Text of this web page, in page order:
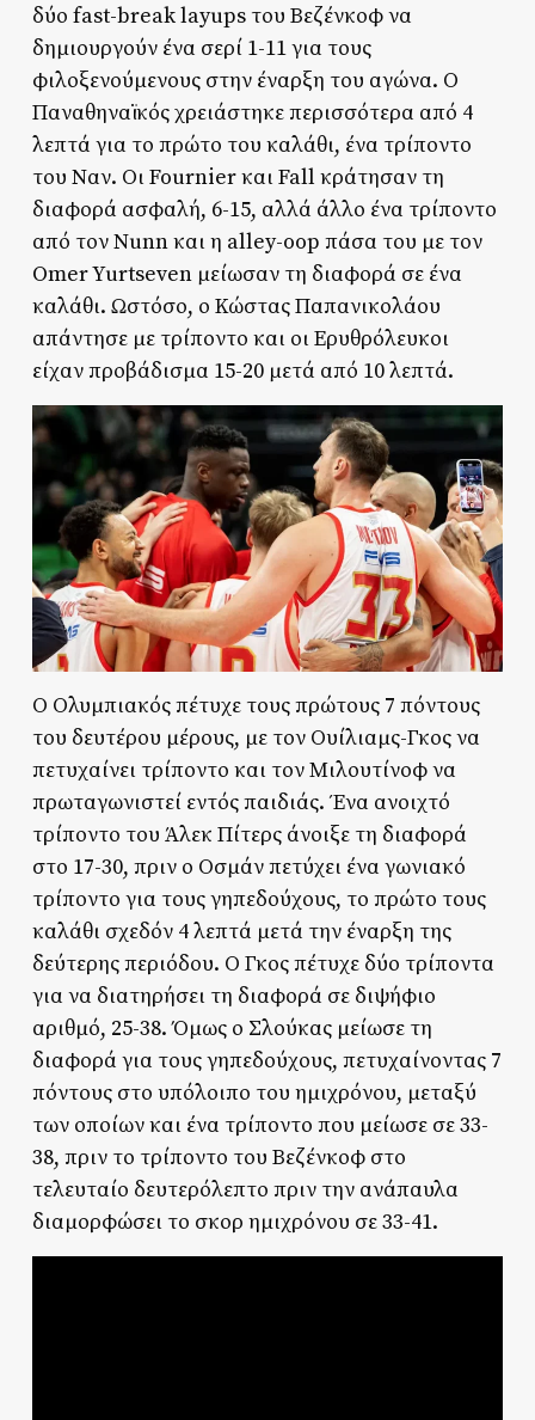
δύο fast-break layups του Βεζένκοφ να
δημιουργούν ένα σερί 1-11 για τους
φιλοξενούμενους στην έναρξη του αγώνα. Ο
Παναθηναϊκός χρειάστηκε περισσότερα από 4
λεπτά για το πρώτο του καλάθι, ένα τρίποντο
του Ναν. Οι Fournier και Fall κράτησαν τη
διαφορά ασφαλή, 6-15, αλλά άλλο ένα τρίποντο
από τον Nunn και η alley-oop πάσα του με τον
Omer Yurtseven μείωσαν τη διαφορά σε ένα
καλάθι. Ωστόσο, ο Κώστας Παπανικολάου
απάντησε με τρίποντο και οι Ερυθρόλευκοι
είχαν προβάδισμα 15-20 μετά από 10 λεπτά.
Ο Ολυμπιακός πέτυχε τους πρώτους 7 πόντους
του δευτέρου μέρους, με τον Ουίλιαμς-Γκος να
πετυχαίνει τρίποντο και τον Μιλουτίνοφ να
πρωταγωνιστεί εντός παιδιάς. Ένα ανοιχτό
τρίποντο του Άλεκ Πίτερς άνοιξε τη διαφορά
στο 17-30, πριν ο Οσμάν πετύχει ένα γωνιακό
τρίποντο για τους γηπεδούχους, το πρώτο τους
καλάθι σχεδόν 4 λεπτά μετά την έναρξη της
δεύτερης περιόδου. Ο Γκος πέτυχε δύο τρίποντα
για να διατηρήσει τη διαφορά σε διψήφιο
αριθμό, 25-38. Όμως ο Σλούκας μείωσε τη
διαφορά για τους γηπεδούχους, πετυχαίνοντας 7
πόντους στο υπόλοιπο του ημιχρόνου, μεταξύ
των οποίων και ένα τρίποντο που μείωσε σε 33-
38, πριν το τρίποντο του Βεζένκοφ στο
τελευταίο δευτερόλεπτο πριν την ανάπαυλα
διαμορφώσει το σκορ ημιχρόνου σε 33-41.